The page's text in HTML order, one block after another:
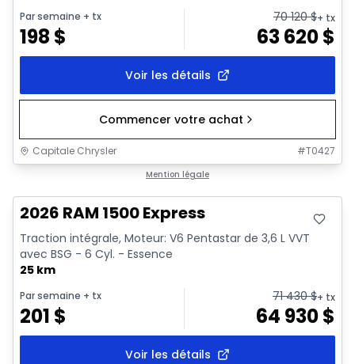
Par semaine + tx
198 $
70 120$+ tx
63 620$
Voir les détails
Commencer votre achat
Capitale Chrysler #T0427
Mention légale
2026 RAM 1500 Express
Traction intégrale, Moteur: V6 Pentastar de 3,6 L VVT
avec BSG - 6 Cyl. - Essence
25 km
Par semaine + tx
201 $
71 430$+ tx
64 930$
Voir les détails